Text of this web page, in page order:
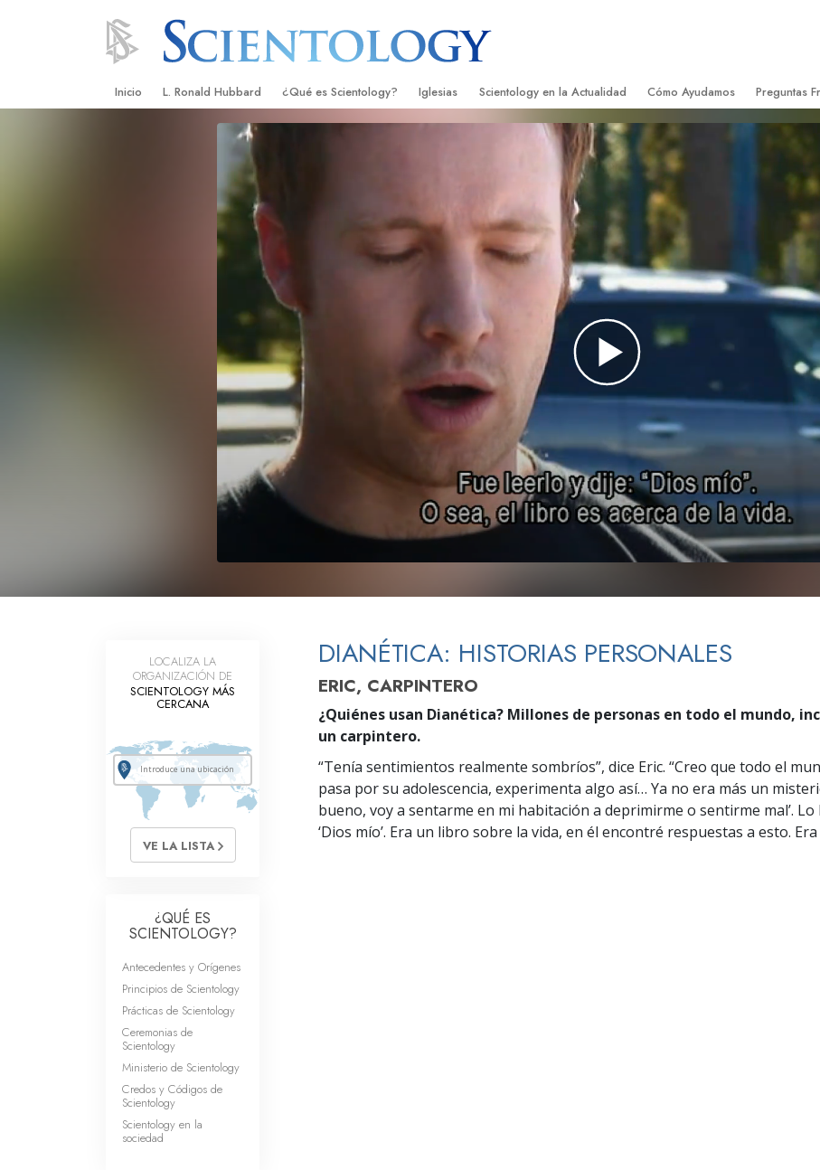
Inicio L. Ronald Hubbard ¿Qué es Scientology?
Scientology
Conoce a un Scientologist
Los Principios Básicos de Scientology
Una Introducción a Dianética
Amor y Odio: ¿Qué es Grandeza?
Iglesias
Iglesias Ideales de Scientology
Organizaciones Avanzadas
Base en Tierra de Flag
Llevando Scientology al Mundo
Scientology en la Actualidad
Gran Inauguraciones
Eventos de Scientology
David Miscavige: Líder Eclesiástico de
Scientology
Cómo Ayudamos
El Camino a la Felicidad
Applied Scholastics
Criminon
Narconon
La Verdad Sobre las Drogas
Unidos por los Derechos
Comisión de Ciudadanos por los
Ministros Voluntarios de
Preguntas
Dentro de
La
Libros
Servicios
DIANÉTICA: HISTORIAS PERSONALES
ERIC, CARPINTERO
¿Quiénes usan Dianética? Millones de personas en todo el mundo,
un carpintero.
“Tenía sentimientos realmente sombríos”, dice Eric. “Creo que todo el
pasa por su adolescencia, experimenta algo así… Ya no era más un
bueno, voy a sentarme en mi habitación a deprimirme o sentirme mal’. Lo
‘Dios mío’. Era un libro sobre la vida, en él encontré respuestas a esto. Era
LOCALIZA LA
ORGANIZACIÓN DE
SCIENTOLOGY MÁS
CERCANA
VE LA LISTA
¿QUÉ ES
SCIENTOLOGY?
Antecedentes y Orígenes
Principios de Scientology
Prácticas de Scientology
Ceremonias de
Scientology
Ministerio de Scientology
Credos y Códigos de
Scientology
Scientology en la
sociedad